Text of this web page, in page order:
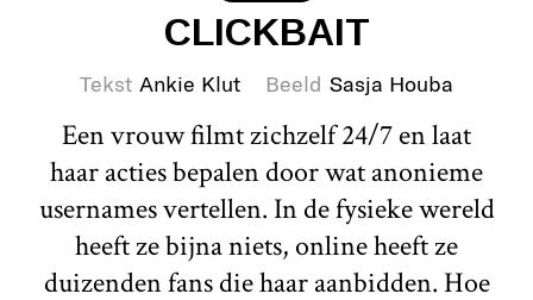
CLICKBAIT
Tekst Ankie Klut Beeld Sasja Houba
Een vrouw filmt zichzelf 24/7 en laat
haar acties bepalen door wat anonieme
usernames vertellen. In de fysieke wereld
heeft ze bijna niets, online heeft ze
duizenden fans die haar aanbidden. Hoe